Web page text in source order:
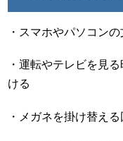
・スマホやパソコン
・運転やテレビを見
ける
・メガネを掛け替え